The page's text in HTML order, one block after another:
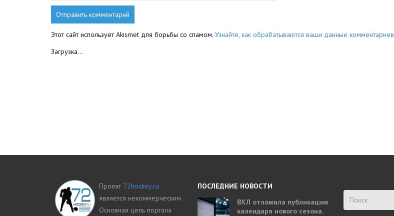
Этот сайт использует Akismet для борьбы со спамом. Узнайте, как обрабатываются ваши данные комментариев
Загрузка...
Проект 72hockey.ru
является некоммерческим.
Основная цель портала
ПОСЛЕДНИЕ НОВОСТИ
ВХЛ отложила публикацию
календаря нового сезона.